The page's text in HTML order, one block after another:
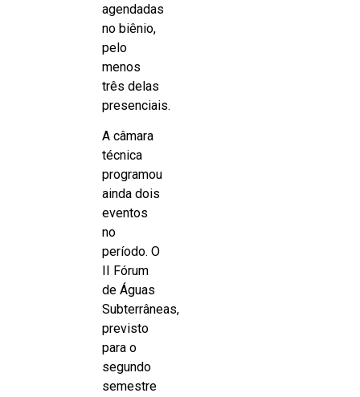
agendadas
no biênio,
pelo
menos
três delas
presenciais.
A câmara
técnica
programou
ainda dois
eventos
no
período. O
II Fórum
de Águas
Subterrâneas,
previsto
para o
segundo
semestre